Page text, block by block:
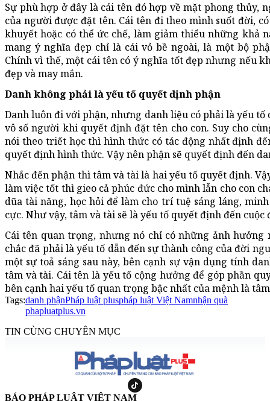
Sự phù hợp ở đây là cái tên đó hợp về mặt phong thủy,
của người được đặt tên. Cái tên đi theo mình suốt đời,
khuyết hoặc có thể ức chế, làm giảm thiểu những khả
mang ý nghĩa đẹp chỉ là cái vỏ bề ngoài, là một bộ
Chính vì thế, một cái tên có ý nghĩa tốt đẹp nhưng nếu
đẹp và may mắn.
Danh không phải là yếu tố quyết định phận
Danh luôn đi với phận, nhưng danh liệu có phải là yếu
vô số người khi quyết định đặt tên cho con. Suy cho
nói theo triết học thì hình thức có tác động nhất định
quyết định hình thức. Vậy nên phận sẽ quyết định đến
Nhắc đến phận thì tâm và tài là hai yếu tố quyết định.
làm việc tốt thì gieo cả phúc đức cho mình lẫn cho con
dũa tài năng, học hỏi để làm cho trí tuệ sáng láng,
cực. Như vậy, tâm và tài sẽ là yếu tố quyết định đến
Cái tên quan trọng, nhưng nó chỉ có những ảnh
chắc đã phải là yếu tố dẫn đến sự thành công của đời
một sự toả sáng sau này, bên cạnh sự vận dụng tính
tâm và tài. Cái tên là yếu tố cộng hưởng để góp phần
bên cạnh hai yếu tố quan trọng bậc nhất của mệnh là
Tags:danh phậnPháp luật pluspháp luật Việt Namnhận quà
phapluatplus.vn
TIN CÙNG CHUYÊN MỤC
BÁO PHÁP LUẬT VIỆT NAM